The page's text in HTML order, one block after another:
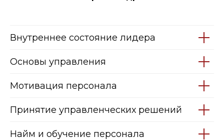
Внутреннее состояние лидера
Основы управления
Мотивация персонала
Принятие управленческих решений
Найм и обучение персонала